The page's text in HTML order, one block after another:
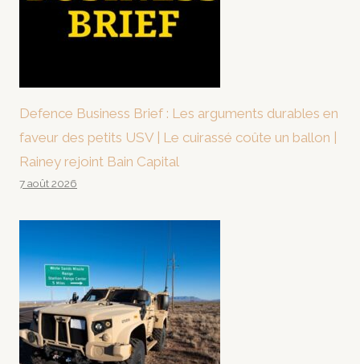
Defence Business Brief : Les arguments durables en
faveur des petits USV | Le cuirassé coûte un ballon |
Rainey rejoint Bain Capital
7 août 2026